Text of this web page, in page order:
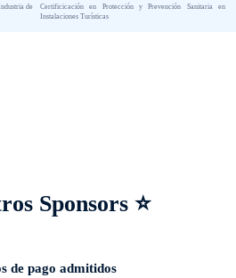
de
Certificicación en Protección y Prevención Sanitaria en
Instalaciones Turísticas
Sponsors ⭐
de pago admitidos